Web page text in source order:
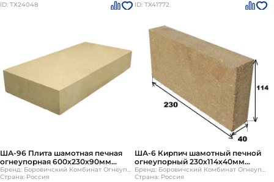
ID: ТХ24048
ША-96 Плита шамотная печная
огнеупорная 600х230х90мм
Боровичи
Бренд: Боровичский Комбинат Огнеупоров
Страна: Россия
ID: ТХ41772
ША-6 Кирпич шамотный печной
огнеупорный 230х114х40мм
Боровичи
Бренд: Боровичский Комбинат Огнеупоров
Страна: Россия